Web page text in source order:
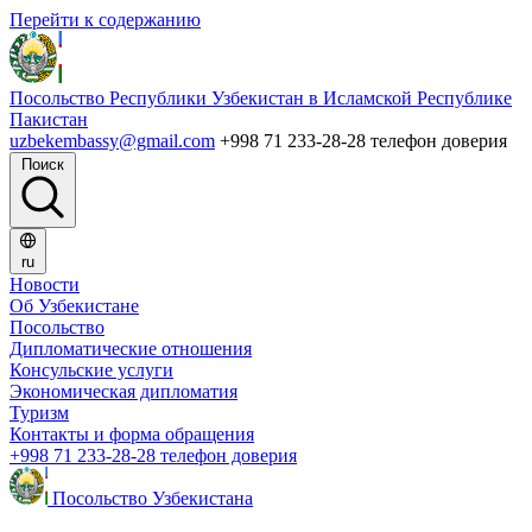
Перейти к содержанию
Посольство Республики Узбекистан в Исламской Республике
Пакистан
uzbekembassy@gmail.com +998 71 233-28-28 телефон доверия
Поиск
ru
Новости
Об Узбекистане
Посольство
Дипломатические отношения
Консульские услуги
Экономическая дипломатия
Туризм
Контакты и форма обращения
+998 71 233-28-28 телефон доверия
Посольство Узбекистана